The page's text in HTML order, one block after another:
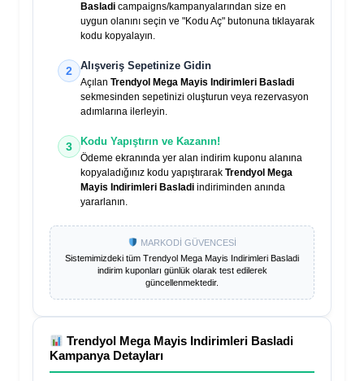
Basladi campaigns/kampanyalarından size en
uygun olanını seçin ve "Kodu Aç" butonuna tıklayarak
kodu kopyalayın.
2 Alışveriş Sepetinize Gidin
Açılan Trendyol Mega Mayis Indirimleri Basladi
sekmesinden sepetinizi oluşturun veya rezervasyon
adımlarına ilerleyin.
3 Kodu Yapıştırın ve Kazanın!
Ödeme ekranında yer alan indirim kuponu alanına
kopyaladığınız kodu yapıştırarak Trendyol Mega
Mayis Indirimleri Basladi indiriminden anında
yararlanın.
MARKODİ GÜVENCESİ
Sistemimizdeki tüm Trendyol Mega Mayis Indirimleri Basladi
indirim kuponları günlük olarak test edilerek
güncellenmektedir.
Trendyol Mega Mayis Indirimleri Basladi
Kampanya Detayları